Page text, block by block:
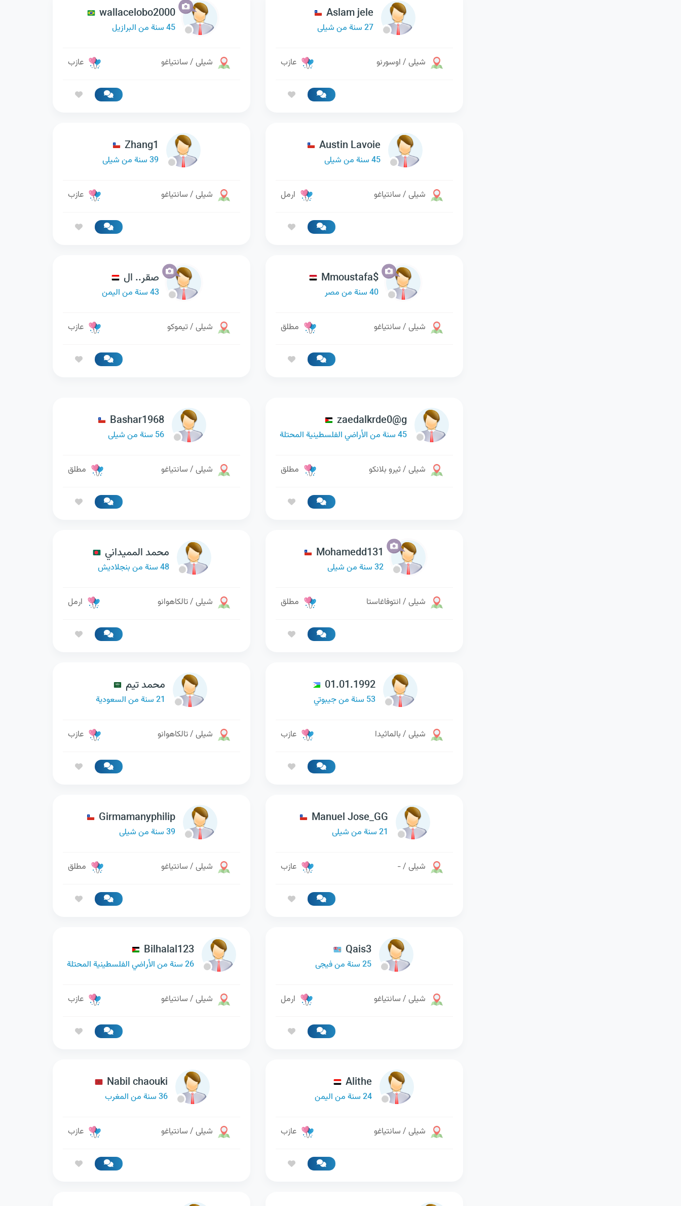
Aslam jele
27 سنة من شيلى
شيلى / اوسورنو عازب
wallacelobo2000
45 سنة من البرازيل
شيلى / سانتياغو عازب
Austin Lavoie
45 سنة من شيلى
شيلى / سانتياغو ارمل
Zhang1
39 سنة من شيلى
شيلى / سانتياغو عازب
Mmoustafa$
40 سنة من مصر
شيلى / سانتياغو مطلق
صقر.. ال
43 سنة من اليمن
شيلى / تيموكو عازب
zaedalkrde0@g
45 سنة من الأراضي الفلسطينية المحتلة
شيلى / ثيرو بلانكو مطلق
Bashar1968
56 سنة من شيلى
شيلى / سانتياغو مطلق
Mohamedd131
32 سنة من شيلى
شيلى / انتوفاغاستا مطلق
محمد المميداني
48 سنة من بنجلاديش
شيلى / تالكاهوانو ارمل
01.01.1992
53 سنة من جيبوتي
شيلى / بالماثيدا عازب
محمد تيم
21 سنة من السعودية
شيلى / تالكاهوانو عازب
Manuel Jose_GG
21 سنة من شيلى
شيلى / - عازب
Girmamanyphilip
39 سنة من شيلى
شيلى / سانتياغو مطلق
Qais3
25 سنة من فيجى
شيلى / سانتياغو ارمل
Bilhalal123
26 سنة من الأراضي الفلسطينية المحتلة
شيلى / سانتياغو عازب
Alithe
24 سنة من اليمن
شيلى / سانتياغو عازب
Nabil chaouki
36 سنة من المغرب
شيلى / سانتياغو عازب